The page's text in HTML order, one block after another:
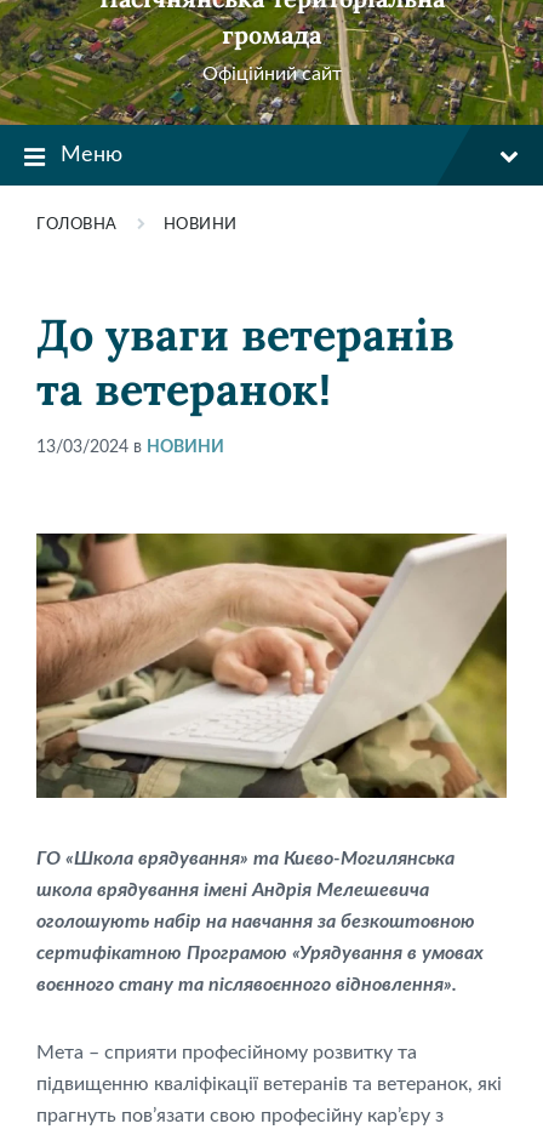
громада
Офіційний сайт
Меню
ГОЛОВНА НОВИНИ
До уваги ветеранів
та ветеранок!
13/03/2024 в НОВИНИ
ГО «Школа врядування» та Києво-Могилянська
школа врядування імені Андрія Мелешевича
оголошують набір на навчання за безкоштовною
сертифікатною Програмою «Урядування в умовах
воєнного стану та післявоєнного відновлення».
Мета – сприяти професійному розвитку та
підвищенню кваліфікації ветеранів та ветеранок, які
прагнуть пов’язати свою професійну кар’єру з